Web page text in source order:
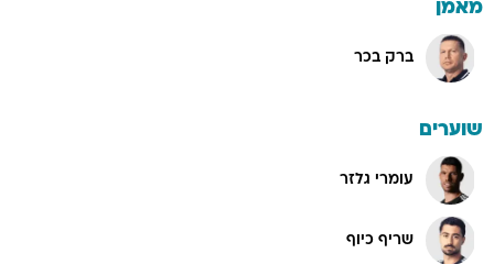
מאמן
ברק בכר
שוערים
עומרי גלזר
שריף כיוף